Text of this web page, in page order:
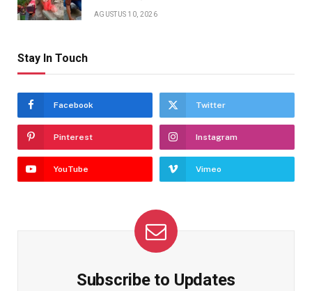
AGUSTUS 10, 2026
Stay In Touch
Facebook Twitter
Pinterest Instagram
YouTube Vimeo
Subscribe to Updates